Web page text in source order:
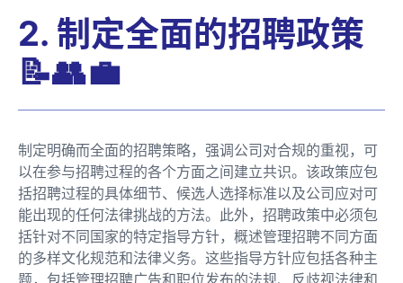
2. 制定全面的招聘政策
📝👥💼
制定明确而全面的招聘策略，强调公司对合规的重视，可
以在参与招聘过程的各个方面之间建立共识。该政策应包
括招聘过程的具体细节、候选人选择标准以及公司应对可
能出现的任何法律挑战的方法。此外，招聘政策中必须包
括针对不同国家的特定指导方针，概述管理招聘不同方面
的多样文化规范和法律义务。这些指导方针应包括各种主